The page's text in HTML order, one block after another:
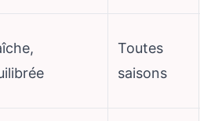
Toutes
saisons